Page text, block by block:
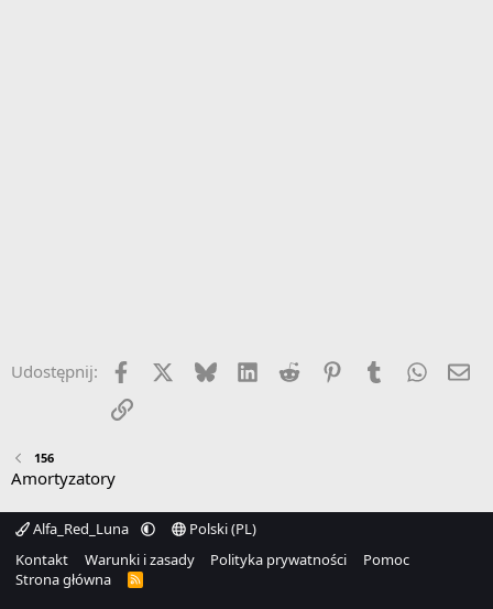
Udostępnij: Facebook Bluesky LinkedInReddit PinterestTumblr
Link
156
Amortyzatory
Alfa_Red_Luna
Polski (PL)
Kontakt
Warunki i zasady Polityka prywatności
Pomoc
Strona główna
R